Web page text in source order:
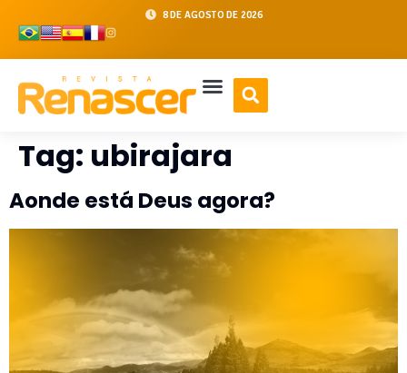
8 DE AGOSTO DE 2026
Tag: ubirajara
Aonde está Deus agora?